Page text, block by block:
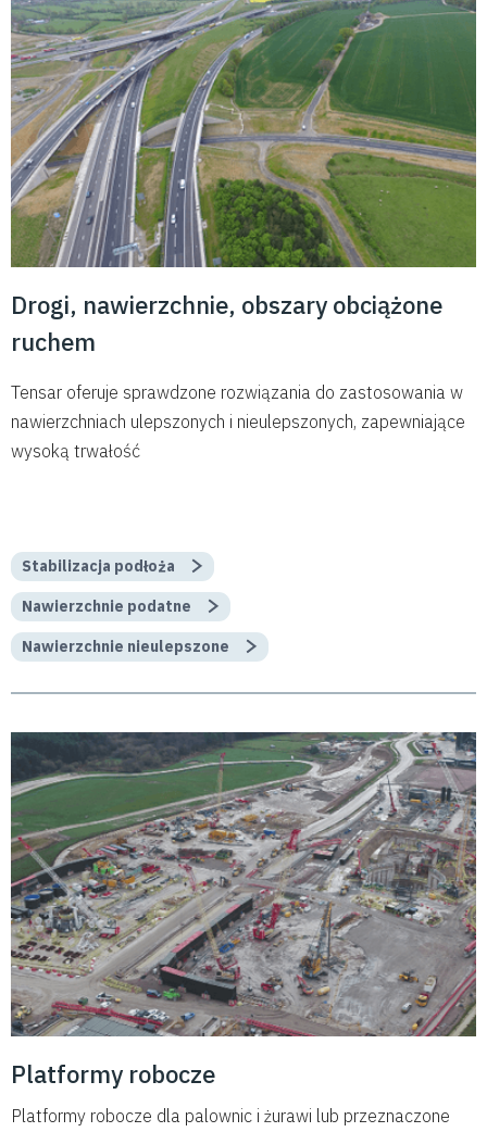
Drogi, nawierzchnie, obszary obciążone
ruchem
Tensar oferuje sprawdzone rozwiązania do zastosowania w
nawierzchniach ulepszonych i nieulepszonych, zapewniające
wysoką trwałość
Stabilizacja podłoża
Nawierzchnie podatne
Nawierzchnie nieulepszone
Platformy robocze
Platformy robocze dla palownic i żurawi lub przeznaczone